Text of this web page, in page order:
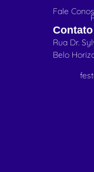
Fale
Contato
Rua Dr.
Belo